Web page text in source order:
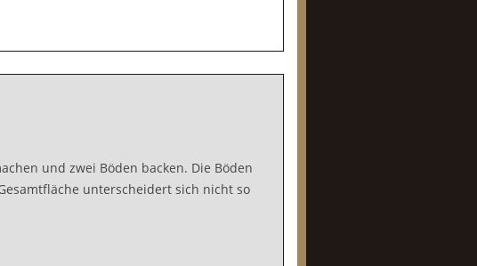
und zwei Böden backen. Die Böden
unterscheidert sich nicht so